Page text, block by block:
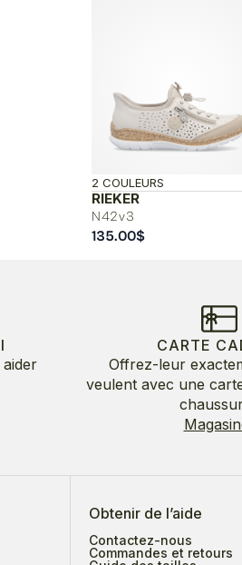
RIEKER
N42v3
2 COULEURS
135.00$
CARTE
Offrez-leur
veulent avec une
Obtenir de l’aide
Contactez-nous
Commandes et retours